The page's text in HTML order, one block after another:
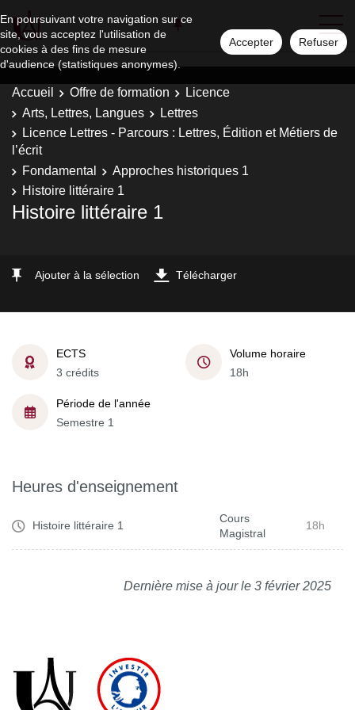
En poursuivant votre navigation sur ce
site, vous acceptez l'utilisation de
cookies à des fins de mesure
d'audience (statistiques anonymes).
Accepter Refuser
Accueil Offre de formation
Licence
Arts, Lettres, Langues
Lettres
Licence Lettres - Parcours : Lettres, Édition et Métiers de
l’écrit
Fondamental
Approches historiques 1
Histoire littéraire 1
Histoire littéraire 1
Ajouter à la sélection Télécharger
ECTS
3 crédits
Volume horaire
18h
Période de l'année
Semestre 1
Heures d'enseignement
Histoire littéraire 1
Cours
Magistral
18h
Dernière mise à jour le 3 février 2025